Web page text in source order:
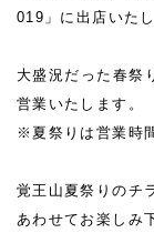
019」に出店いたし
大盛況だった春祭
営業いたします。
※夏祭りは営業時
覚王山夏祭りのチ
あわせてお楽しみ